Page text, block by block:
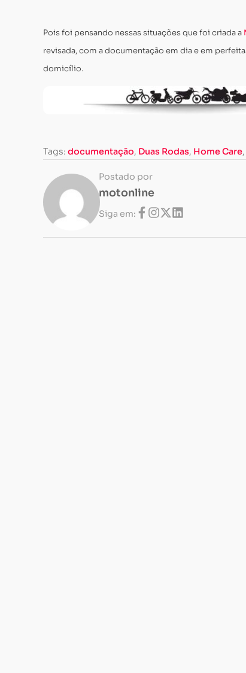
Pois foi pensando nessas situações que foi criada a
revisada, com a documentação em dia e em
domicílio.
Tags: documentação, Duas Rodas, Home Care,
Postado por
motonline
Siga em: